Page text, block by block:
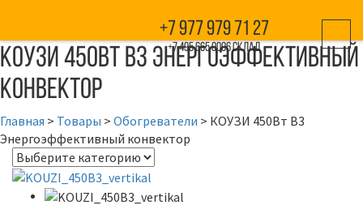
+7 977 979 71 27
+7 495 665 0006 склад
КОУЗИ 450Вт В3 Энергоэффективный
конвектор
Главная > Товары > Обогреватели > КОУЗИ 450Вт В3
Энергоэффективный конвектор